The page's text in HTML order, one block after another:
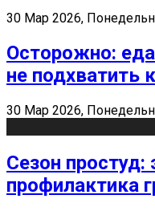
30 Мар 2026,
Осторожно:
не подхватить
30 Мар 2026,
Сезон
профилактика